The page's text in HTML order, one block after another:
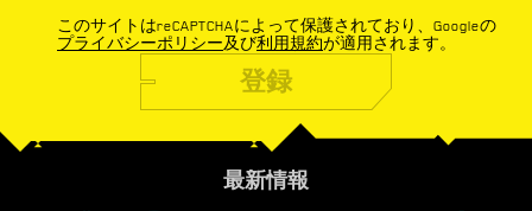
このサイトはreCAPTCHAによって保護されており、Googleの
プライバシーポリシー及び利用規約が適用されます。
登録
最新情報